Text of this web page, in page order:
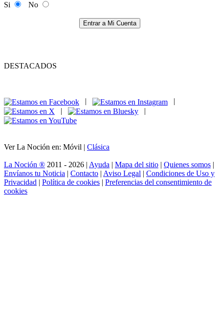
Si
No
Entrar a Mi Cuenta
DESTACADOS
|
|
|
|
Ver La Noción en: Móvil | Clásica
La Noción ® 2011 - 2026 | Ayuda | Mapa del sitio | Quienes somos |
Envíanos tu Noticia | Contacto | Aviso Legal | Condiciones de Uso y
Privacidad | Política de cookies | Preferencias del consentimiento de
cookies